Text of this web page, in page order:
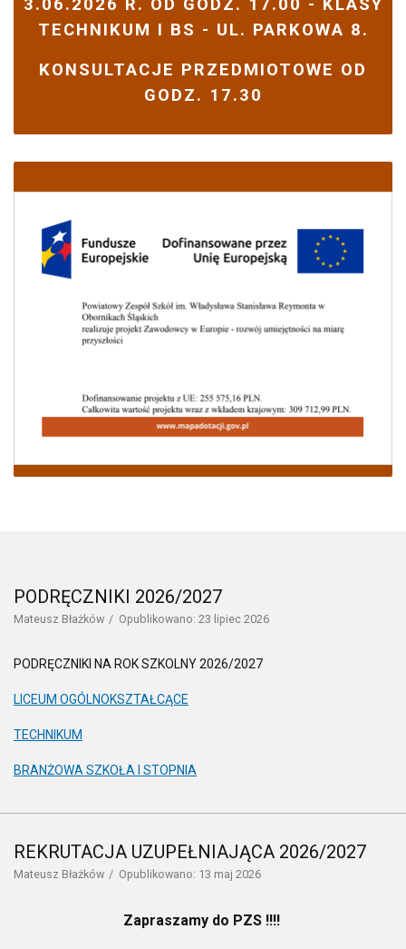
3.06.2026 R. OD GODZ. 17.00 - KLASY
TECHNIKUM I BS - UL. PARKOWA 8.
KONSULTACJE PRZEDMIOTOWE OD
GODZ. 17.30
PODRĘCZNIKI 2026/2027
Mateusz Błażków Opublikowano: 23 lipiec 2026
PODRĘCZNIKI NA ROK SZKOLNY 2026/2027
LICEUM OGÓLNOKSZTAŁCĄCE
TECHNIKUM
BRANŻOWA SZKOŁA I STOPNIA
REKRUTACJA UZUPEŁNIAJĄCA 2026/2027
Mateusz Błażków Opublikowano: 13 maj 2026
Zapraszamy do PZS !!!!